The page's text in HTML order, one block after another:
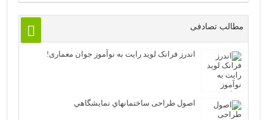
مطالب تصادفی
اندرز فرانک لوید رایت به نوآموز جوان معماری!
اصول طراحی ساختمانهاي نمايشگاهي